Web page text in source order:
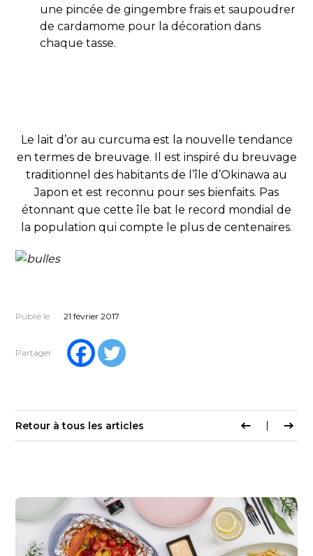
une pincée de gingembre frais et saupoudrer
de cardamome pour la décoration dans
chaque tasse.
Le lait d’or au curcuma est la nouvelle tendance
en termes de breuvage. Il est inspiré du breuvage
traditionnel des habitants de l’île d’Okinawa au
Japon et est reconnu pour ses bienfaits. Pas
étonnant que cette île bat le record mondial de
la population qui compte le plus de centenaires.
Publié le 21 février 2017
Partager
Retour à tous les articles